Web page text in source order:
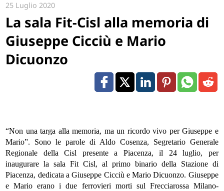
25 Luglio 2020
La sala Fit-Cisl alla memoria di
Giuseppe Cicciù e Mario
Dicuonzo
“Non una targa alla memoria, ma un ricordo vivo per Giuseppe e
Mario”. Sono le parole di Aldo Cosenza, Segretario Generale
Regionale della Cisl presente a Piacenza, il 24 luglio, per
inaugurare la sala Fit Cisl, al primo binario della Stazione di
Piacenza, dedicata a Giuseppe Cicciù e Mario Dicuonzo. Giuseppe
e Mario erano i due ferrovieri morti sul Frecciarossa Milano-